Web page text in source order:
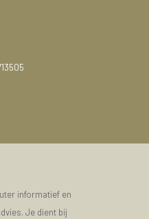
informatief en
Je dient bij